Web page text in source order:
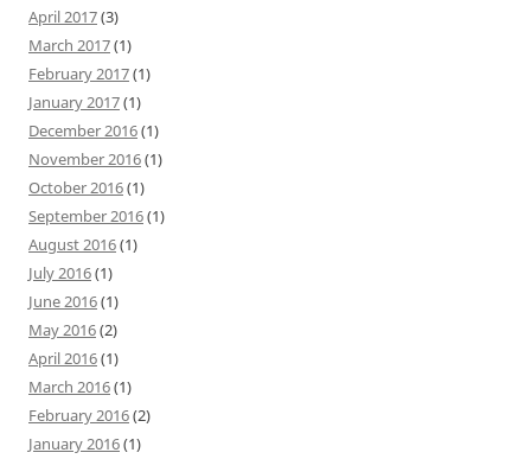
April 2017(3)
March 2017(1)
February 2017(1)
January 2017(1)
December 2016(1)
November 2016(1)
October 2016(1)
September 2016(1)
August 2016(1)
July 2016(1)
June 2016(1)
May 2016(2)
April 2016(1)
March 2016(1)
February 2016(2)
January 2016(1)